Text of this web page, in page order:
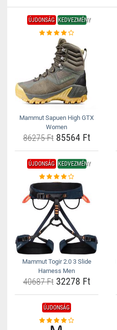
ÚJDONSÁG KEDVEZMÉNY
Mammut Sapuen High GTX
Women
86275 Ft85564 Ft
ÚJDONSÁG KEDVEZMÉNY
Mammut Togir 2.0 3 Slide
Harness Men
40687 Ft32278 Ft
ÚJDONSÁG